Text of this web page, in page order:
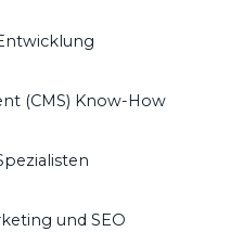
(CMS) Know-How
und SEO